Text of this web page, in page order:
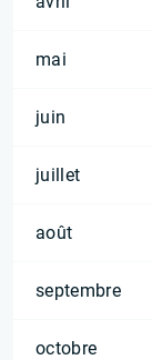
mai
juin
juillet
août
septembre
octobre